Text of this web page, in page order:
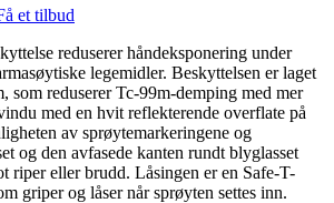
et tilbud
reduserer håndeksponering under
legemidler. Beskyttelsen er laget
som reduserer Tc-99m-demping med mer
med en hvit reflekterende overflate på
av sprøytemarkeringene og
og den avfasede kanten rundt blyglasset
riper eller brudd. Låsingen er en Safe-T-
griper og låser når sprøyten settes inn.